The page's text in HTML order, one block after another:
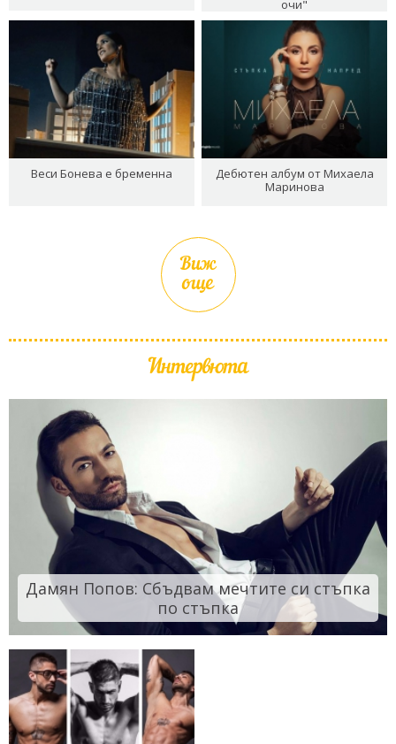
очи"
Веси Бонева е бременна
Дебютен албум от Михаела
Маринова
Виж
още
Интервюта
Дамян Попов: Сбъдвам мечтите си стъпка
по стъпка